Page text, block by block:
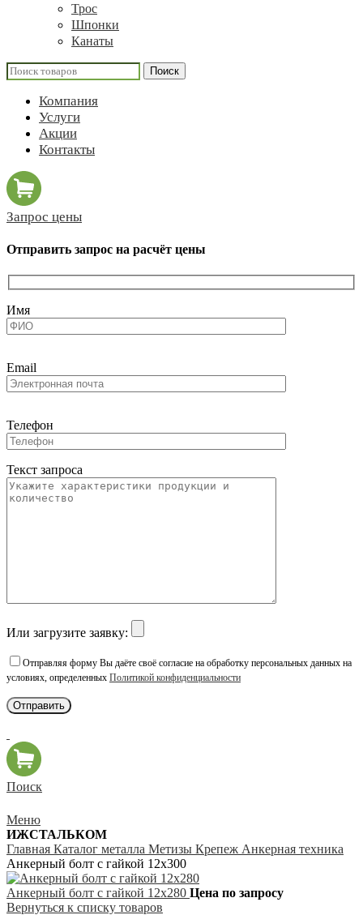
Трос
Шпонки
Канаты
Поиск
Компания
Услуги
Акции
Контакты
Запрос цены
Отправить запрос на расчёт цены
Имя
Email
Телефон
Текст запроса
Или загрузите заявку:
Отправляя форму Вы даёте своё согласие на обработку персональных данных на
условиях, определенных Политикой конфиденциальности
Поиск
Меню
ИЖСТАЛЬКОМ
Главная Каталог металла Метизы Крепеж Анкерная техника
Анкерный болт с гайкой 12х300
Анкерный болт с гайкой 12х280 Цена по запросу
Вернуться к списку товаров